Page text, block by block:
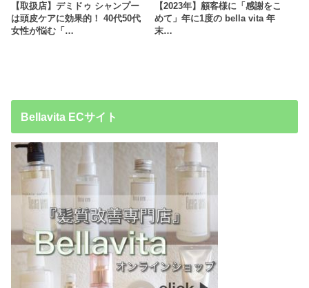
【取扱店】デミドゥ シャンプー
は頭皮ケアに効果的！ 40代50代
女性が悩む「…
【2023年】顧客様に「感謝をこ
めて」年に1度の bella vita 年
末…
Bellavita ECサイト